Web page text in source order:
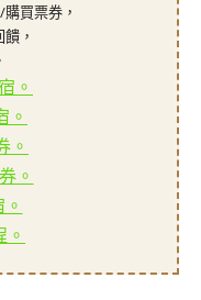
買票券，
，
。
。
。
。